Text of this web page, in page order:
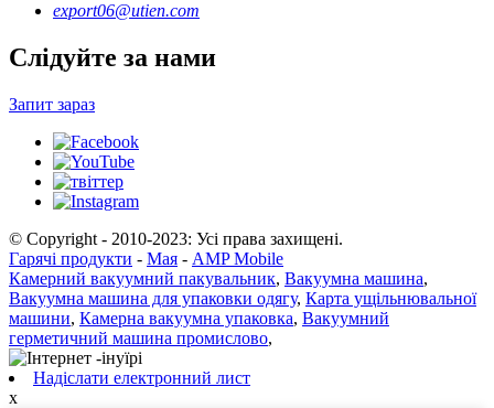
export06@utien.com
Слідуйте за нами
Запит зараз
© Copyright - 2010-2023: Усі права захищені.
Гарячі продукти - Мая - AMP Mobile
Камерний вакуумний пакувальник, Вакуумна машина,
Вакуумна машина для упаковки одягу, Карта ущільнювальної
машини, Камерна вакуумна упаковка, Вакуумний
герметичний машина промислово,
Надіслати електронний лист
x